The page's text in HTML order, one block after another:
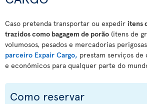
Caso pretenda transportar ou expedir itens
trazidos como bagagem de porão (itens de
volumosos, pesados e mercadorias
parceiro Expair Cargo, prestam serviços de
e económicos para qualquer parte do
Como reservar